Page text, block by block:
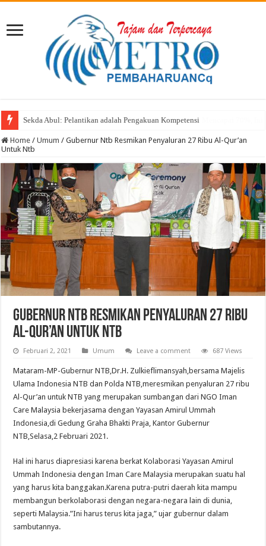
Sekda Abul: Pelantikan adalah Pengakuan Kompetensi
Home / Umum / Gubernur Ntb Resmikan Penyaluran 27 Ribu Al-Qur’an
Untuk Ntb
Gubernur Ntb Resmikan Penyaluran 27 Ribu
Al-Qur’an Untuk Ntb
Februari 2, 2021 Umum Leave a comment 687 Views
Mataram-MP-Gubernur NTB,Dr.H. Zulkieflimansyah,bersama Majelis
Ulama Indonesia NTB dan Polda NTB,meresmikan penyaluran 27 ribu
Al-Qur’an untuk NTB yang merupakan sumbangan dari NGO Iman
Care Malaysia bekerjasama dengan Yayasan Amirul Ummah
Indonesia,di Gedung Graha Bhakti Praja, Kantor Gubernur
NTB,Selasa,2 Februari 2021.
Hal ini harus diapresiasi karena berkat Kolaborasi Yayasan Amirul
Ummah Indonesia dengan Iman Care Malaysia merupakan suatu hal
yang harus kita banggakan.Karena putra-putri daerah kita mampu
membangun berkolaborasi dengan negara-negara lain di dunia,
seperti Malaysia.”Ini harus terus kita jaga,” ujar gubernur dalam
sambutannya.